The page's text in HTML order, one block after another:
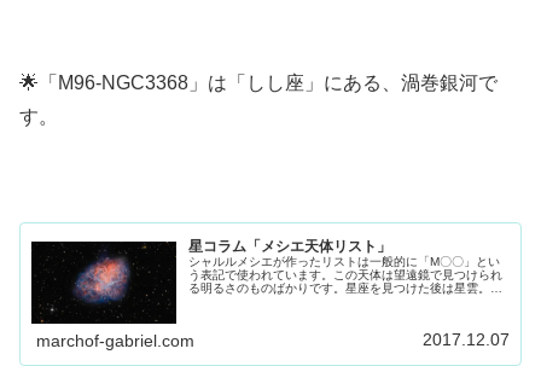
🌟「M96-NGC3368」は「しし座」にある、渦巻銀河で
す。
星コラム「メシエ天体リスト」
シャルルメシエが作ったリストは一般的に「M〇〇」とい
う表記で使われています。この天体は望遠鏡で見つけられ
る明るさのものばかりです。星座を見つけた後は星雲。星
marchof-gabriel.com 2017.12.07